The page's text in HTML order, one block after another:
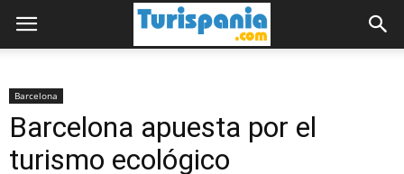
Barcelona
Barcelona apuesta por el
turismo ecológico